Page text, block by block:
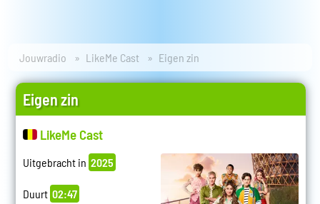
Jouwradio LikeMe Cast Eigen zin
Eigen zin
LikeMe Cast
Uitgebracht in 2025
Duurt 02:47